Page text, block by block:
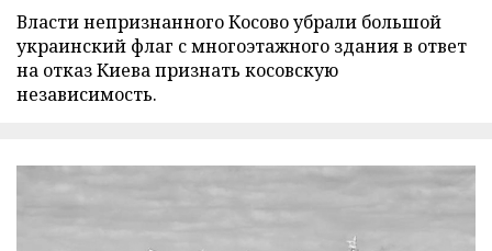
Власти непризнанного Косово убрали большой
украинский флаг с многоэтажного здания в ответ
на отказ Киева признать косовскую
независимость.